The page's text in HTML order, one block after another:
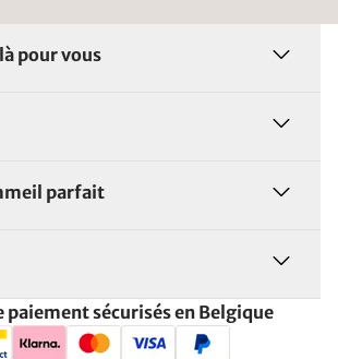
pour vous
parfait
paiement sécurisés en Belgique